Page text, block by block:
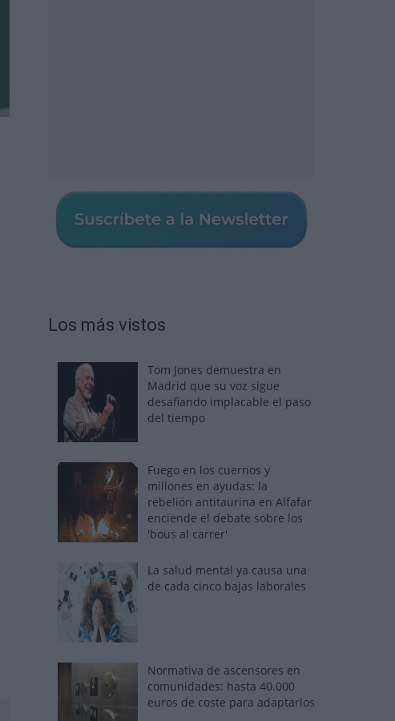
Los más vistos
Tom Jones demuestra en
Madrid que su voz sigue
desafiando implacable el paso
del tiempo
Fuego en los cuernos y
millones en ayudas: la
rebelión antitaurina en Alfafar
enciende el debate sobre los
'bous al carrer'
La salud mental ya causa una
de cada cinco bajas laborales
Normativa de ascensores en
comunidades: hasta 40.000
euros de coste para adaptarlos